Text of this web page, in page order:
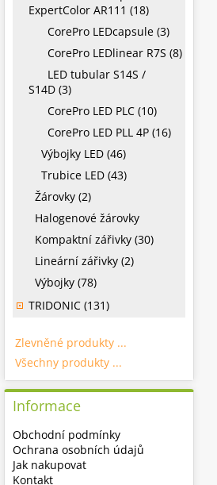
ExpertColor AR111 (18)
CorePro LEDcapsule (3)
CorePro LEDlinear R7S (8)
LED tubular S14S /
S14D (3)
CorePro LED PLC (10)
CorePro LED PLL 4P (16)
Výbojky LED (46)
Trubice LED (43)
Žárovky (2)
Halogenové žárovky
Kompaktní zářivky (30)
Lineární zářivky (2)
Výbojky (78)
TRIDONIC (131)
Zlevněné produkty ...
Všechny produkty ...
Informace
Obchodní podmínky
Ochrana osobních údajů
Jak nakupovat
Kontakt